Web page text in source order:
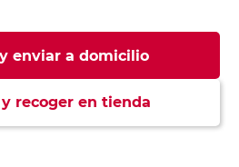
enviar a domicilio
recoger en tienda